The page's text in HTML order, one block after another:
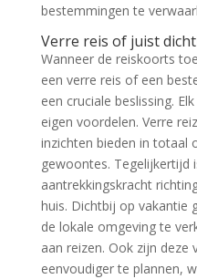
bestemmingen te
Verre reis of juist
Wanneer de reiskoorts
een verre reis of een
een cruciale beslissing.
eigen voordelen. Verre
inzichten bieden in totaal
gewoontes. Tegelijkertijd
aantrekkingskracht
huis. Dichtbij op vakantie
de lokale omgeving te
aan reizen. Ook zijn deze
eenvoudiger te plannen,